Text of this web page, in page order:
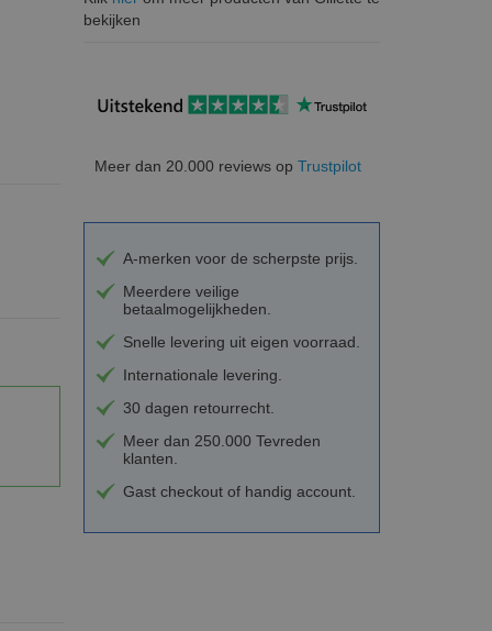
bekijken
Meer dan 20.000 reviews op Trustpilot
A-merken voor de scherpste prijs.
Meerdere veilige
betaalmogelijkheden.
Snelle levering uit eigen voorraad.
Internationale levering.
30 dagen retourrecht.
Meer dan 250.000 Tevreden
klanten.
Gast checkout of handig account.